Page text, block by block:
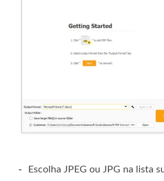
-
Escolha JPEG ou JPG na lista